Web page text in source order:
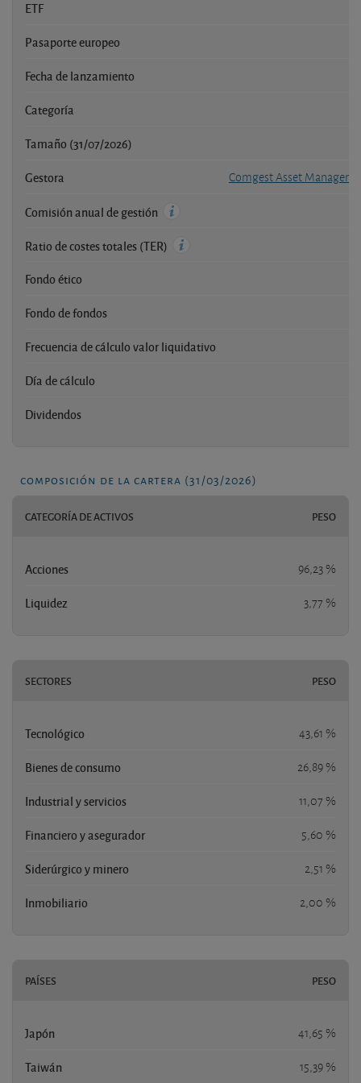
ETF
Pasaporte europeo
Fecha de lanzamiento
Categoría
Tamaño (31/07/2026)
Gestora Comgest Asset
Comisión anual de gestión
Ratio de costes totales (TER)
Fondo ético
Fondo de fondos
Frecuencia de cálculo valor liquidativo
Día de cálculo
Dividendos
composición de la cartera (31/03/2026)
CATEGORÍA DE ACTIVOS PESO
Acciones 96,23 %
Liquidez 3,77 %
SECTORES PESO
Tecnológico 43,61 %
Bienes de consumo 26,89 %
Industrial y servicios 11,07 %
Financiero y asegurador 5,60 %
Siderúrgico y minero 2,51 %
Inmobiliario 2,00 %
PAÍSES PESO
Japón 41,65 %
Taiwán 15,39 %